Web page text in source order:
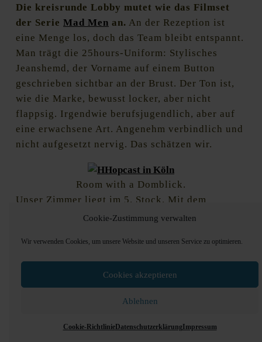
Cookie-Zustimmung verwalten
Wir verwenden Cookies, um unsere Website und unseren Service zu optimieren.
Cookies akzeptieren
Ablehnen
Cookie-RichtlinieDatenschutzerklärung Impressum
Die kreisrunde Lobby mutet wie das Filmset
der Serie Mad Men an. An der Rezeption ist
eine Menge los, doch das Team bleibt entspannt.
Man trägt die 25hours-Uniform: Stylisches
Jeanshemd, der Vorname auf einem Button
geschrieben sichtbar an der Brust. Der Ton ist,
wie die Marke, bewusst locker, aber nicht
flappsig. Irgendwie berufsjugendlich, aber auf
eine erwachsene Art. Angenehm verbindlich und
nicht aufgesetzt nervig. Das schätzen wir.
Room with a Domblick.
Unser Zimmer liegt im 5. Stock. Mit dem
Aufzug, mit crazy-Disco Lichtinstallation im
aufwärts. Wir gehen über dunkle, geschwungene
Gänge – und stehen in unserem
lichtdurchfluteten Zimmer.
Durch die großzügigen Fenster genießen wir
beim Duschen. Diese hat Glastüren. Unter der